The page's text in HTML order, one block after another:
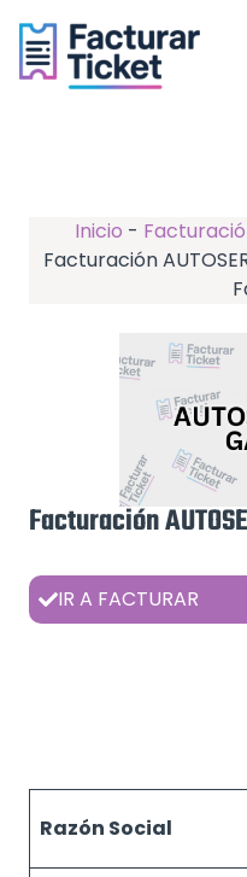
contenido
Inicio -
Facturación
Facturación
IR A FACTURAR
Razón Social